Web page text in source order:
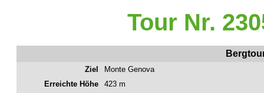
Tour Nr.
Ziel
Monte Genova
Erreichte Höhe
423 m